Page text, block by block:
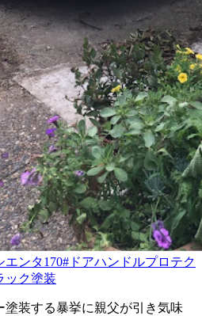
エンタ170#ドアハンドルプロテク
ック塗装
装する暴挙に親父が引き気味